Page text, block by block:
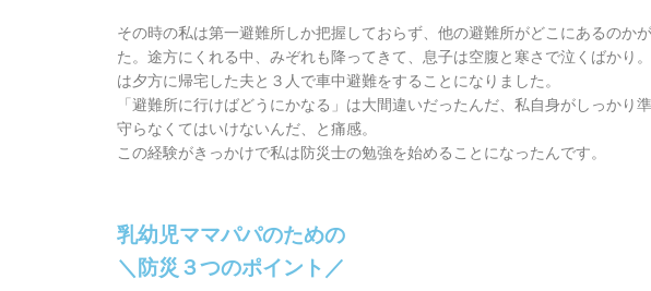
その時の私は第一避難所しか把握しておらず、他の避難所がどこにあるのか
た。途方にくれる中、みぞれも降ってきて、息子は空腹と寒さで泣くばかり
は夕方に帰宅した夫と３人で車中避難をすることになりました。
「避難所に行けばどうにかなる」は大間違いだったんだ、私自身がしっかり
守らなくてはいけないんだ、と痛感。
この経験がきっかけで私は防災士の勉強を始めることになったんです。
乳幼児ママパパのための
＼防災３つのポイント／